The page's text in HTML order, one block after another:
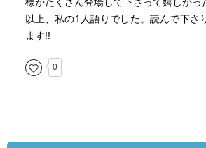
以上、私の1人語りでした。読んで下さ
ます!!
0